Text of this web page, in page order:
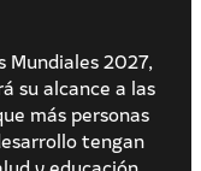
Mundiales 2027,
su alcance a las
más personas
tengan